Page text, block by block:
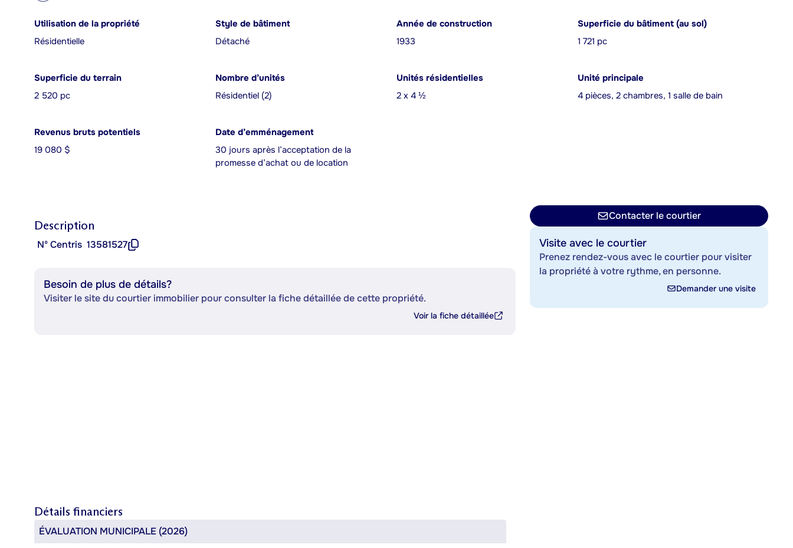
Utilisation de la propriété
Résidentielle
Style de bâtiment
Détaché
Année de construction
1933
Superficie du bâtiment (au sol)
1 721 pc
Superficie du terrain
2 520 pc
Nombre d’unités
Résidentiel (2)
Unités résidentielles
2 x 4 ½
Unité principale
4 pièces, 2 chambres, 1 salle de bain
Revenus bruts potentiels
19 080 $
Date d’emménagement
30 jours après l’acceptation de la
promesse d’achat ou de location
Description
Nº Centris 13581527
Besoin de plus de détails?
Visiter le site du courtier immobilier pour consulter la fiche détaillée de cette propriété.
Voir la fiche détaillée
Détails financiers
ÉVALUATION MUNICIPALE (2026)
Contacter le courtier
Visite avec le courtier
Prenez rendez-vous avec le courtier pour visiter
la propriété à votre rythme, en personne.
Demander une visite